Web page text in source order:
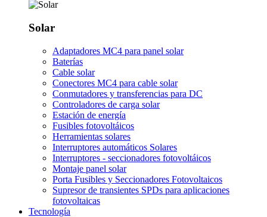
Solar
Adaptadores MC4 para panel solar
Baterías
Cable solar
Conectores MC4 para cable solar
Conmutadores y transferencias para DC
Controladores de carga solar
Estación de energía
Fusibles fotovoltáicos
Herramientas solares
Interruptores automáticos Solares
Interruptores - seccionadores fotovoltáicos
Montaje panel solar
Porta Fusibles y Seccionadores Fotovoltaicos
Supresor de transientes SPDs para aplicaciones
fotovoltaicas
Tecnología